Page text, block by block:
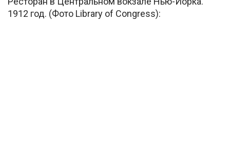
1912 год. (Фото Library of Congress):